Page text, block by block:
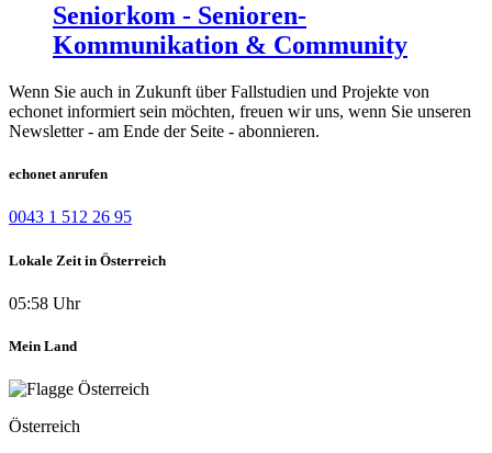
Seniorkom - Senioren-
Kommunikation & Community
Wenn Sie auch in Zukunft über Fallstudien und Projekte von
echonet informiert sein möchten, freuen wir uns, wenn Sie unseren
Newsletter - am Ende der Seite - abonnieren.
echonet anrufen
0043 1 512 26 95
Lokale Zeit in Österreich
05:58 Uhr
Mein Land
Österreich